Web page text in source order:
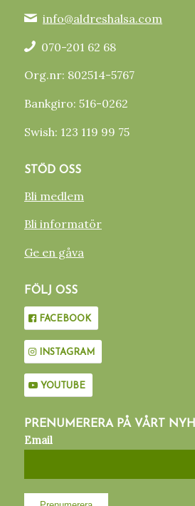
info@aldreshalsa.com
070-201 62 68
Org.nr: 802514-5767
Bankgiro: 516-0262
Swish: 123 119 99 75
STÖD OSS
Bli medlem
Bli informatör
Ge en gåva
FÖLJ OSS
FACEBOOK
INSTAGRAM
YOUTUBE
PRENUMERERA PÅ VÅRT
Email